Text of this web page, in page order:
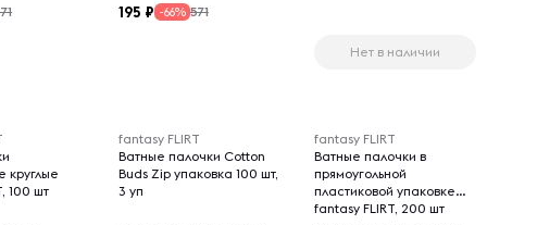
195 -66% 571
Нет в наличии
круглые
100 шт
fantasy FLIRT
Ватные палочки Cotton
Buds Zip упаковка 100 шт,
3 уп
fantasy FLIRT
Ватные палочки в
прямоугольной
пластиковой упаковке
fantasy FLIRT, 200 шт